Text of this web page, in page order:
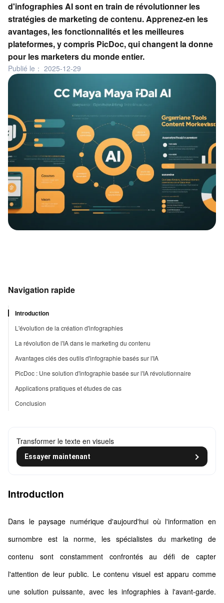
d'infographies AI sont en train de révolutionner les
stratégies de marketing de contenu. Apprenez-en les
avantages, les fonctionnalités et les meilleures
plateformes, y compris PicDoc, qui changent la donne
pour les marketers du monde entier.
Publié le： 2025-12-29
Navigation rapide
Introduction
L'évolution de la création d'infographies
La révolution de l'IA dans le marketing du contenu
Avantages clés des outils d'infographie basés sur l'IA
PicDoc : Une solution d'infographie basée sur l'IA révolutionnaire
Applications pratiques et études de cas
Conclusion
Transformer le texte en visuels
Essayer maintenant
Introduction
Dans le paysage numérique d'aujourd'hui où l'information en
surnombre est la norme, les spécialistes du marketing de
contenu sont constamment confrontés au défi de capter
l'attention de leur public. Le contenu visuel est apparu comme
une solution puissante, avec les infographies à l'avant-garde.